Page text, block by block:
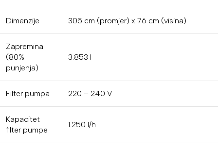
Dimenzije 305 cm (promjer) x 76 cm (visina)
Zapremina
(80%
punjenja)
3.853 l
Filter pumpa 220 – 240 V
Kapacitet
filter pumpe
1.250 l/h